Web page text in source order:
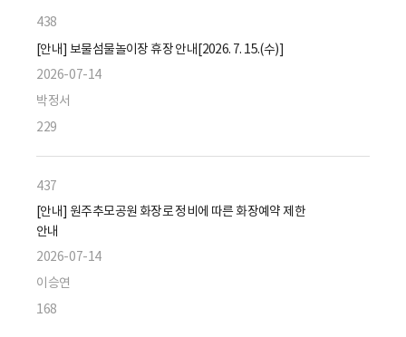
438
[안내] 보물섬물놀이장 휴장 안내[2026. 7. 15.(수)]
2026-07-14
박정서
229
437
[안내] 원주추모공원 화장로 정비에 따른 화장예약 제한
안내
2026-07-14
이승연
168